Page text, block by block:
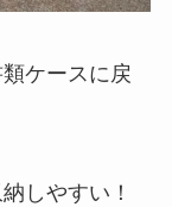
ケースに戻
しやすい！